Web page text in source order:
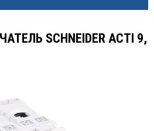
SCHNEIDER ACTI 9,